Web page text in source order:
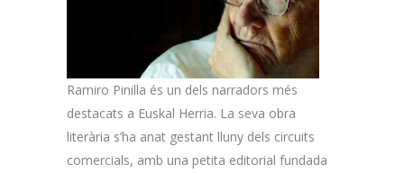
Ramiro Pinilla és un dels narradors més
destacats a Euskal Herria. La seva obra
literària s’ha anat gestant lluny dels circuits
comercials, amb una petita editorial fundada